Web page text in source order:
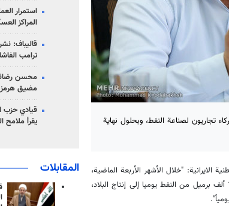
تجاريون لصناعة النفط، وبحلول نهاية
الايرانية: "خلال الأشهر الأربعة الماضية،
زاد إنتاج النفط والغاز وتم اتخاذ الإجراءات المناسبة، وتم إضافة أكثر من 100 ألف برميل من النفط يوميا إلى إنتاج البلاد،
استمرار
المراكز
قاليباف:
ترامب
محسن
مضيق هرمز
قيادي حزب
يقرأ ملامح
المقابلات